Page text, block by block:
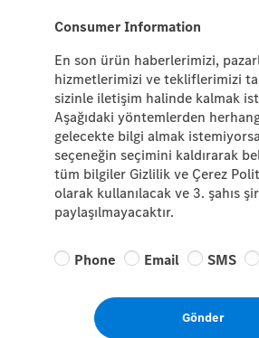
Consumer Information
En son ürün haberlerimizi,
hizmetlerimizi ve tekliflerimizi
sizinle iletişim halinde kalmak
Aşağıdaki yöntemlerden
gelecekte bilgi almak
seçeneğin seçimini kaldırarak
tüm bilgiler Gizlilik ve Çerez
olarak kullanılacak ve 3. şahıs
paylaşılmayacaktır.
Phone Email SMS
Gönder